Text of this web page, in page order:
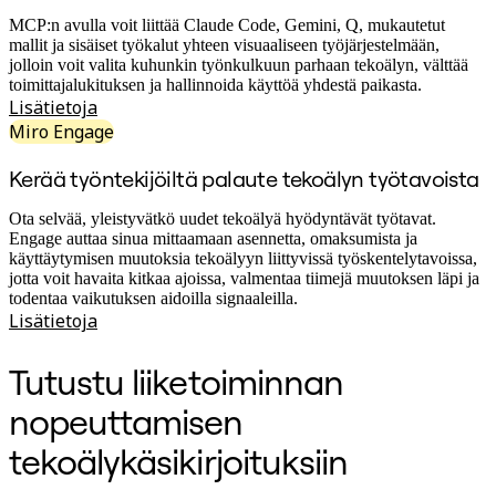
Kumppanit ja palvelut
Miron asiantuntijapalvelut
Ratkaisukumppanit
Hinnat
MCP:n avulla voit liittää Claude Code, Gemini, Q, mukautetut
mallit ja sisäiset työkalut yhteen visuaaliseen työjärjestelmään,
jolloin voit valita kuhunkin työnkulkuun parhaan tekoälyn, välttää
toimittajalukituksen ja hallinnoida käyttöä yhdestä paikasta.
Lisätietoja
Miro Engage
Kerää työntekijöiltä palaute tekoälyn työtavoista
Ota selvää, yleistyvätkö uudet tekoälyä hyödyntävät työtavat.
Engage auttaa sinua mittaamaan asennetta, omaksumista ja
käyttäytymisen muutoksia tekoälyyn liittyvissä työskentelytavoissa,
jotta voit havaita kitkaa ajoissa, valmentaa tiimejä muutoksen läpi ja
todentaa vaikutuksen aidoilla signaaleilla.
Lisätietoja
Tutustu liiketoiminnan
nopeuttamisen
tekoälykäsikirjoituksiin